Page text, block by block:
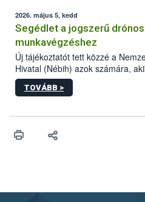
mennyiségének esetenként a
lennie. Nem minden élelmiszer
Azokban az élelmiszerekben is,
általában csak nagyon kis
jelenthetnek kockázatot a
2026. május 5, kedd
Segédlet a jogszerű
munkavégzéshez
Új tájékoztatót tett közzé a
Hivatal (Nébih) azok számára,
növényvédelmi vagy tápanyag-
végezni Magyarországon. Az
műszaki és hatósági feltételek.
TOVÁBB >